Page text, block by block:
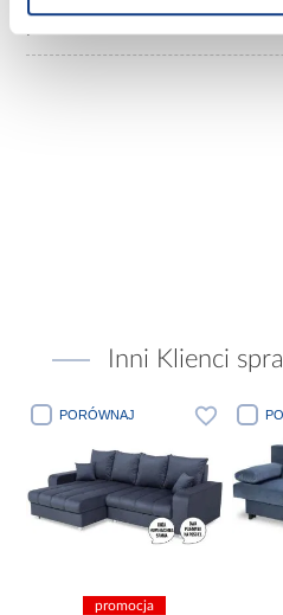
Inni Klienci
PORÓWNAJ
promocja